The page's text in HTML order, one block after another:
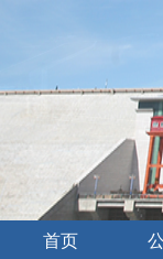
首页